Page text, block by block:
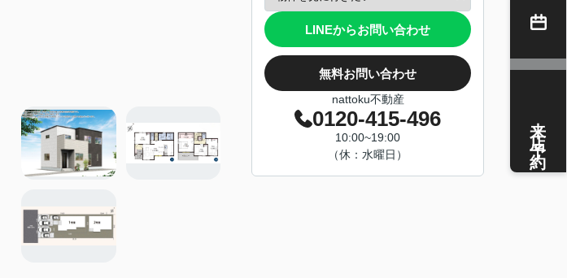
LINEからお問い合わせ
無料お問い合わせ
nattoku不動産
0120-415-496
10:00~19:00
（休：水曜日）
来店予約